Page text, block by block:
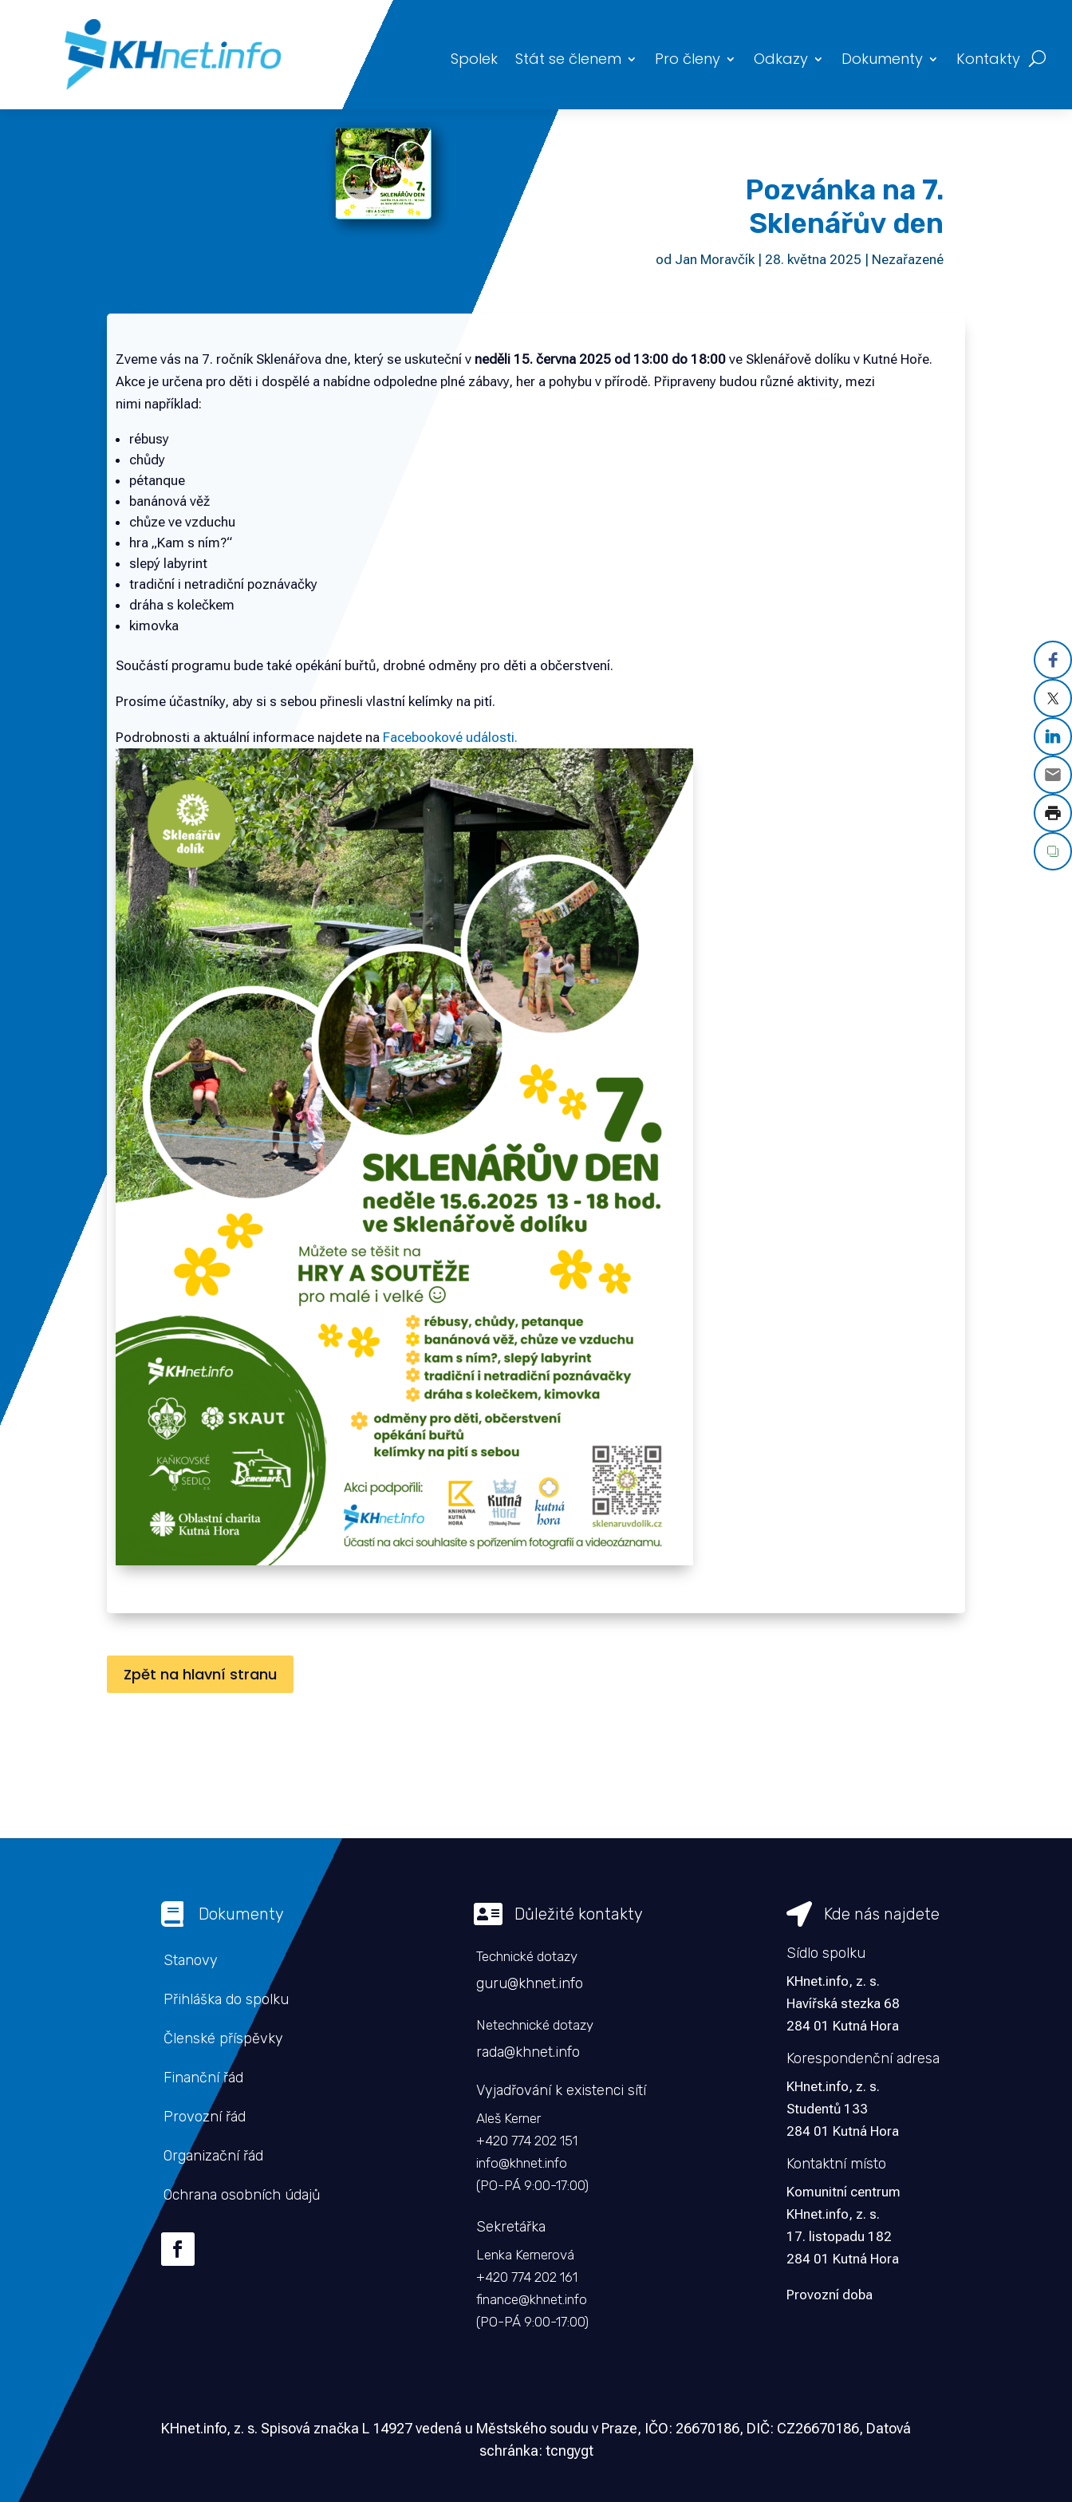
Spolek Stát se členem Pro členy Odkazy Dokumenty Kontakty
Pozvánka na 7.
Sklenářův den
od Jan Moravčík| 28. května 2025 | Nezařazené
Zveme vás na 7. ročník Sklenářova dne, který se uskuteční v neděli 15. června 2025 od 13:00 do 18:00 ve Sklenářově dolíku v Kutné Hoře.
Akce je určena pro děti i dospělé a nabídne odpoledne plné zábavy, her a pohybu v přírodě. Připraveny budou různé aktivity, mezi
nimi například:
rébusy
chůdy
pétanque
banánová věž
chůze ve vzduchu
hra „Kam s ním?“
slepý labyrint
tradiční i netradiční poznávačky
dráha s kolečkem
kimovka
Součástí programu bude také opékání buřtů, drobné odměny pro děti a občerstvení.
Prosíme účastníky, aby si s sebou přinesli vlastní kelímky na pití.
Podrobnosti a aktuální informace najdete na Facebookové události.
Zpět na hlavní stranu
 Dokumenty
Stanovy
Přihláška do spolku
Členské příspěvky
Finanční řád
Provozní řád
Organizační řád
Ochrana osobních údajů
 Důležité kontakty
Technické dotazy
guru@khnet.info
Netechnické dotazy
rada@khnet.info
Vyjadřování k existenci sítí
Aleš Kerner
+420 774 202 151
info@khnet.info
(PO-PÁ 9:00-17:00)
Sekretářka
Lenka Kernerová
+420 774 202 161
finance@khnet.info
(PO-PÁ 9:00-17:00)
 Kde nás najdete
Sídlo spolku
KHnet.info, z. s.
Havířská stezka 68
284 01 Kutná Hora
Korespondenční adresa
KHnet.info, z. s.
Studentů 133
284 01 Kutná Hora
Kontaktní místo
Komunitní centrum
KHnet.info, z. s.
17. listopadu 182
284 01 Kutná Hora
Provozní doba
KHnet.info, z. s. Spisová značka L 14927vedená u Městského soudu v Praze, IČO: 26670186, DIČ: CZ26670186, Datová
schránka: tcngygt